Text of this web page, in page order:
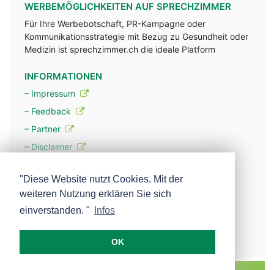
WERBEMÖGLICHKEITEN AUF SPRECHZIMMER
Für Ihre Werbebotschaft, PR-Kampagne oder
Kommunikationsstrategie mit Bezug zu Gesundheit oder
Medizin ist sprechzimmer.ch die ideale Platform
INFORMATIONEN
– Impressum
– Feedback
– Partner
– Disclaimer
– Werbung
– Mehr über unsere Experten
"Diese Website nutzt Cookies. Mit der
weiteren Nutzung erklären Sie sich
einverstanden. "
Infos
OK